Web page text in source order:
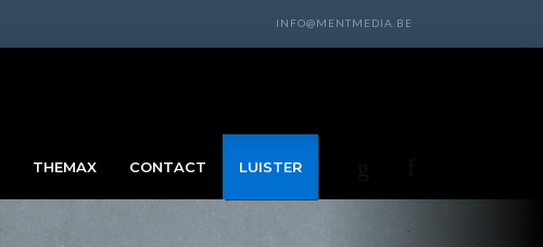
INFO@MENTMEDIA.BE
THEMAX CONTACT LUISTER